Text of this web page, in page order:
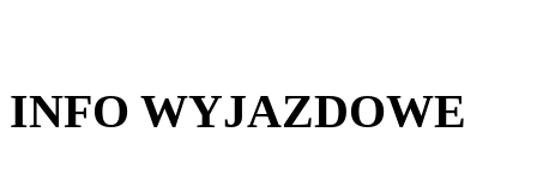
INFO WYJAZDOWE